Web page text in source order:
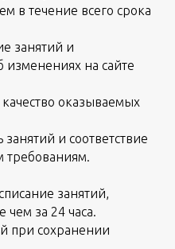
в течение всего срока
занятий и
на сайте
оказываемых
и соответствие
требованиям.
занятий,
за 24 часа.
при сохранении